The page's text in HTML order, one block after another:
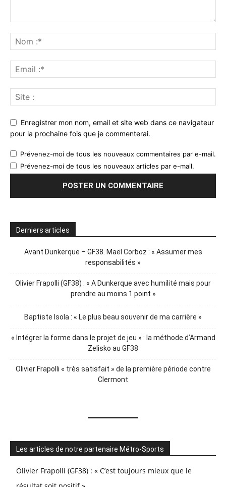
Enregistrer mon nom, email et site web dans ce navigateur
pour la prochaine fois que je commenterai.
Prévenez-moi de tous les nouveaux commentaires par e-mail.
Prévenez-moi de tous les nouveaux articles par e-mail.
Derniers articles
Avant Dunkerque – GF38. Maël Corboz : « Assumer mes
responsabilités »
Olivier Frapolli (GF38) : « A Dunkerque avec humilité mais pour
prendre au moins 1 point »
Baptiste Isola : « Le plus beau souvenir de ma carrière »
« Intégrer la forme dans le projet de jeu » : la méthode d’Armand
Zelisko au GF38
Olivier Frapolli « très satisfait » de la première période contre
Clermont
Les articles de notre partenaire Métro-Sports
Olivier Frapolli (GF38) : « C’est toujours mieux que le